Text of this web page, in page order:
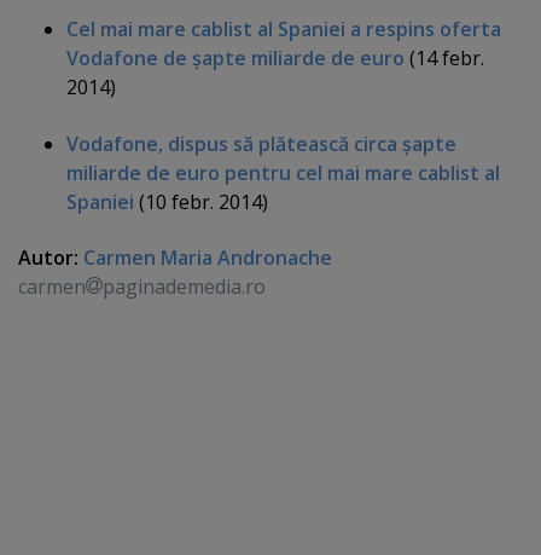
Cel mai mare cablist al Spaniei a respins oferta
Vodafone de şapte miliarde de euro (14 febr.
2014)
Vodafone, dispus să plătească circa şapte
miliarde de euro pentru cel mai mare cablist al
Spaniei (10 febr. 2014)
Autor: Carmen Maria Andronache
carmen
paginademedia.ro